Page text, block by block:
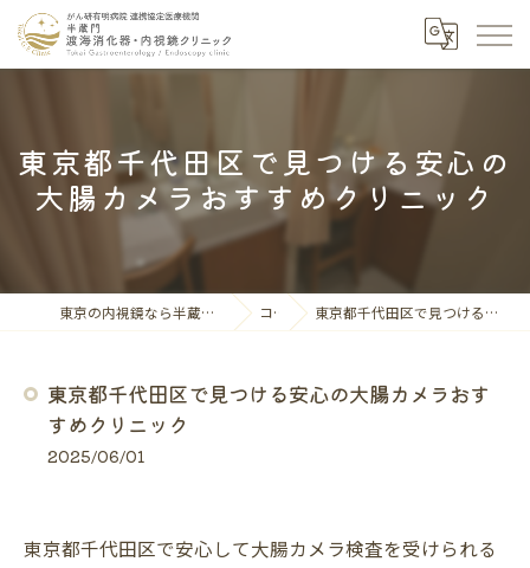
東京都千代田区で見つける安心の
大腸カメラおすすめクリニック
東京の内視鏡なら半蔵門渡海消化器・内視鏡クリニック コラム 東京都千代田区で見つける安心の大腸カメラおすすめクリニック
東京都千代田区で見つける安心の大腸カメラおす
すめクリニック
2025/06/01
東京都千代田区で安心して大腸カメラ検査を受けられる